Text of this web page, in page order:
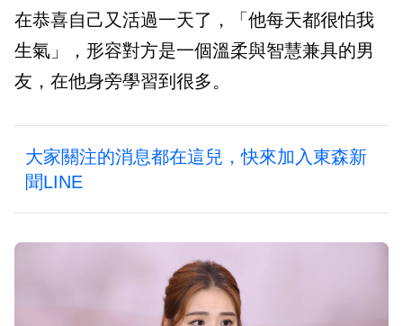
在恭喜自己又活過一天了，「他每天都很怕我
生氣」，形容對方是一個溫柔與智慧兼具的男
友，在他身旁學習到很多。
大家關注的消息都在這兒，快來加入東森新
聞LINE